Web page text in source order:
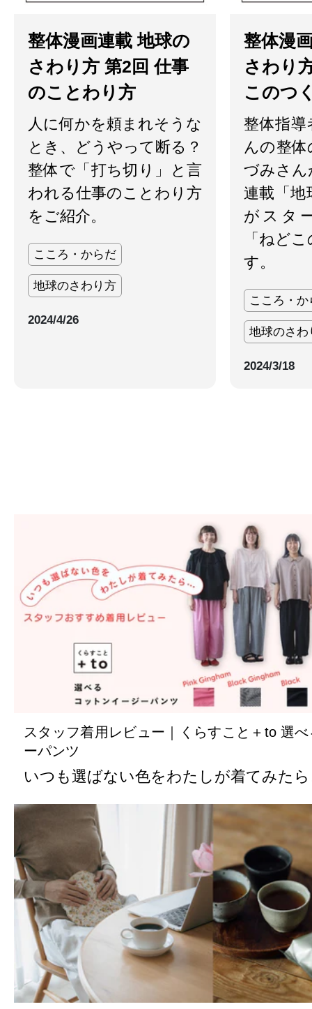
整体漫画連載 地球の
さわり方 第2回 仕事
のことわり方
人に何かを頼まれそうな
とき、どうやって断る？
整体で「打ち切り」と言
われる仕事のことわり方
をご紹介。
こころ・からだ
地球のさわり方
2024/4/26
整体漫
さわり
このつ
整体指導
んの整
づみさん
連載「地
がスタ
「ねど
す。
こころ・か
地球のさわ
2024/3/18
スタッフ着用レビュー｜くらすこと＋to 選
ーパンツ
いつも選ばない色をわたしが着てみた